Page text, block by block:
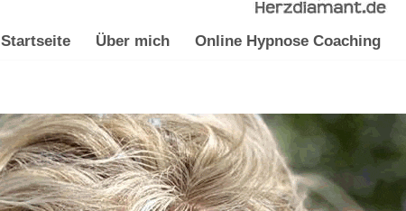
Startseite Über mich Online Hypnose Coaching